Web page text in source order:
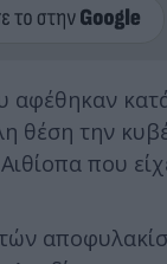
αφέθηκαν κατά
θέση την
που